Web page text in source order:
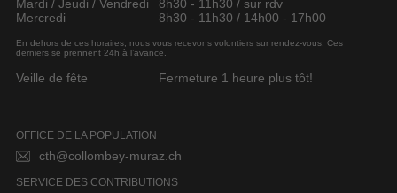
Mardi / Jeudi / Vendredi
8h30 - 11h30 / sur rdv
Mercredi
8h30 - 11h30 / 14h00 - 17h00
En dehors de ces horaires, nous vous recevons volontiers sur rendez-vous. Ces
derniers se prennent 24h à l’avance.
Veille de fête Fermeture 1 heure plus tôt!
OFFICE DE LA POPULATION
cth@collombey-muraz.ch
SERVICE DES CONTRIBUTIONS